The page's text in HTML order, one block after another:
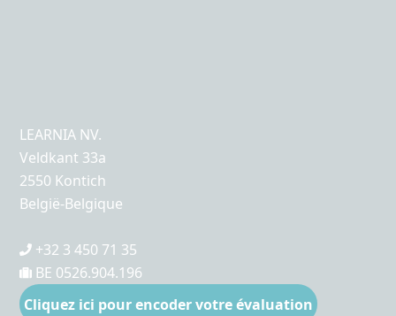
LEARNIA NV.
Veldkant 33a
2550 Kontich
België-Belgique
+32 3 450 71 35
BE 0526.904.196
Cliquez ici pour encoder votre évaluation